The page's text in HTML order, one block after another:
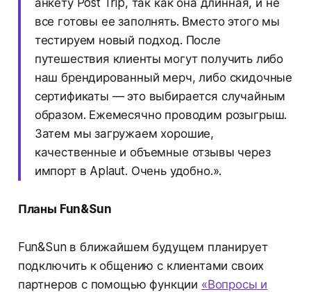
все готовы ее заполнять. Вместо этого мы
тестируем новый подход. После
путешествия клиенты могут получить либо
наш брендированный мерч, либо скидочные
сертификаты — это выбирается случайным
образом. Ежемесячно проводим розыгрыш.
Затем мы загружаем хорошие,
качественные и объемные отзывы через
импорт в Aplaut. Очень удобно.».
Планы Fun&Sun
Fun&Sun в ближайшем будущем планирует
подключить к общению с клиентами своих
партнеров с помощью функции «Вопросы и